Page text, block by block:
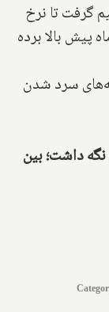
گرفت تا نرخ
دو ماه پیش بالا برده
سرد شدن
بهره را در ۵% ثابت نگه داشت؛ بین